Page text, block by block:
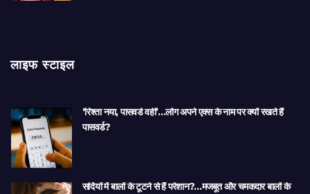
लाइफ स्टाइल
‘रिश्ता नया, पासवर्ड वही’…लोग अपने एक्स के नाम पर क्यों रखते हैं
पासवर्ड?
सर्दियों में बालों के टूटने से हैं परेशान?…मजबूत और चमकदार बालों के